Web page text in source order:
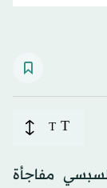
T
T
مفاجأة